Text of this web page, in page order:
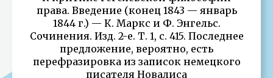
права. Введение (конец 1843 — январь
1844 г.) — К. Маркс и Ф. Энгельс.
Сочинения. Изд. 2-е. Т. 1, с. 415. Последнее
предложение, вероятно, есть
перефразировка из записок немецкого
писателя Новалиса